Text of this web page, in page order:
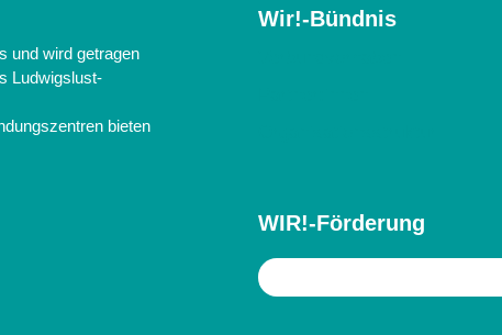
und wird getragen
Ludwigslust-
bieten
Wir!-Bündnis
WIR!-Förderung